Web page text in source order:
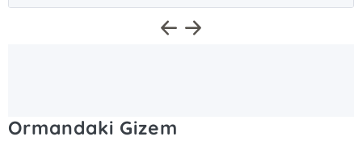
Ormandaki Gizem